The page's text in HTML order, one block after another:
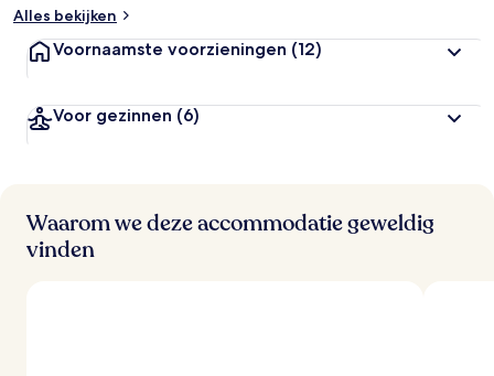
Alles bekijken
Voornaamste voorzieningen (12)
Voor gezinnen (6)
Waarom we deze accommodatie geweldig
vinden